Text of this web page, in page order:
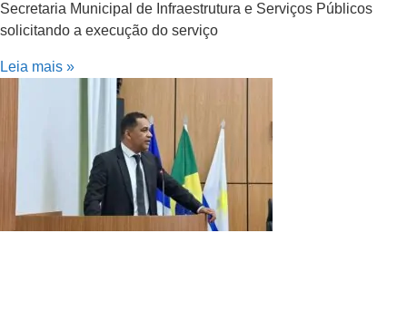
Secretaria Municipal de Infraestrutura e Serviços Públicos
solicitando a execução do serviço
Leia mais »